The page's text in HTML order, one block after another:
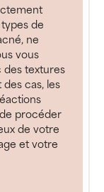
de
ne
vous
textures
cas, les
procéder
de votre
et votre